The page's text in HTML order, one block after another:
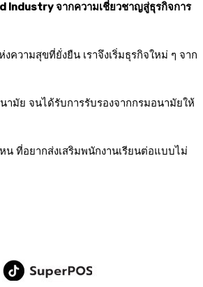
Industry จากความเชี่ยวชาญสู่ธุรกิจการ
ความสุขที่ยั่งยืน เราจึงเริ่มธุรกิจใหม่ ๆ จาก
มัย จนได้รับการรับรองจากกรมอนามัยให้
น ที่อยากส่งเสริมพนักงานเรียนต่อแบบไม่